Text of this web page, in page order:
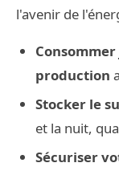
l'avenir de
production
Stocker le
et la nuit,
Sécuriser